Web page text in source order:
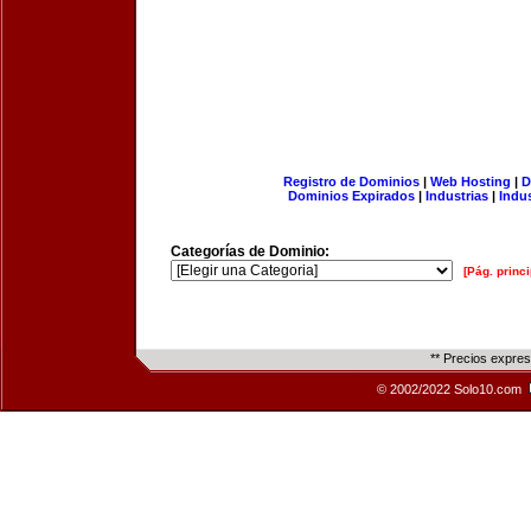
Registro de Dominios| Web Hosting |
Dominios Expirados | Industrias |
Categorías de Dominio:
[Pág.
** Precios
© 2002/2022 Solo10.com